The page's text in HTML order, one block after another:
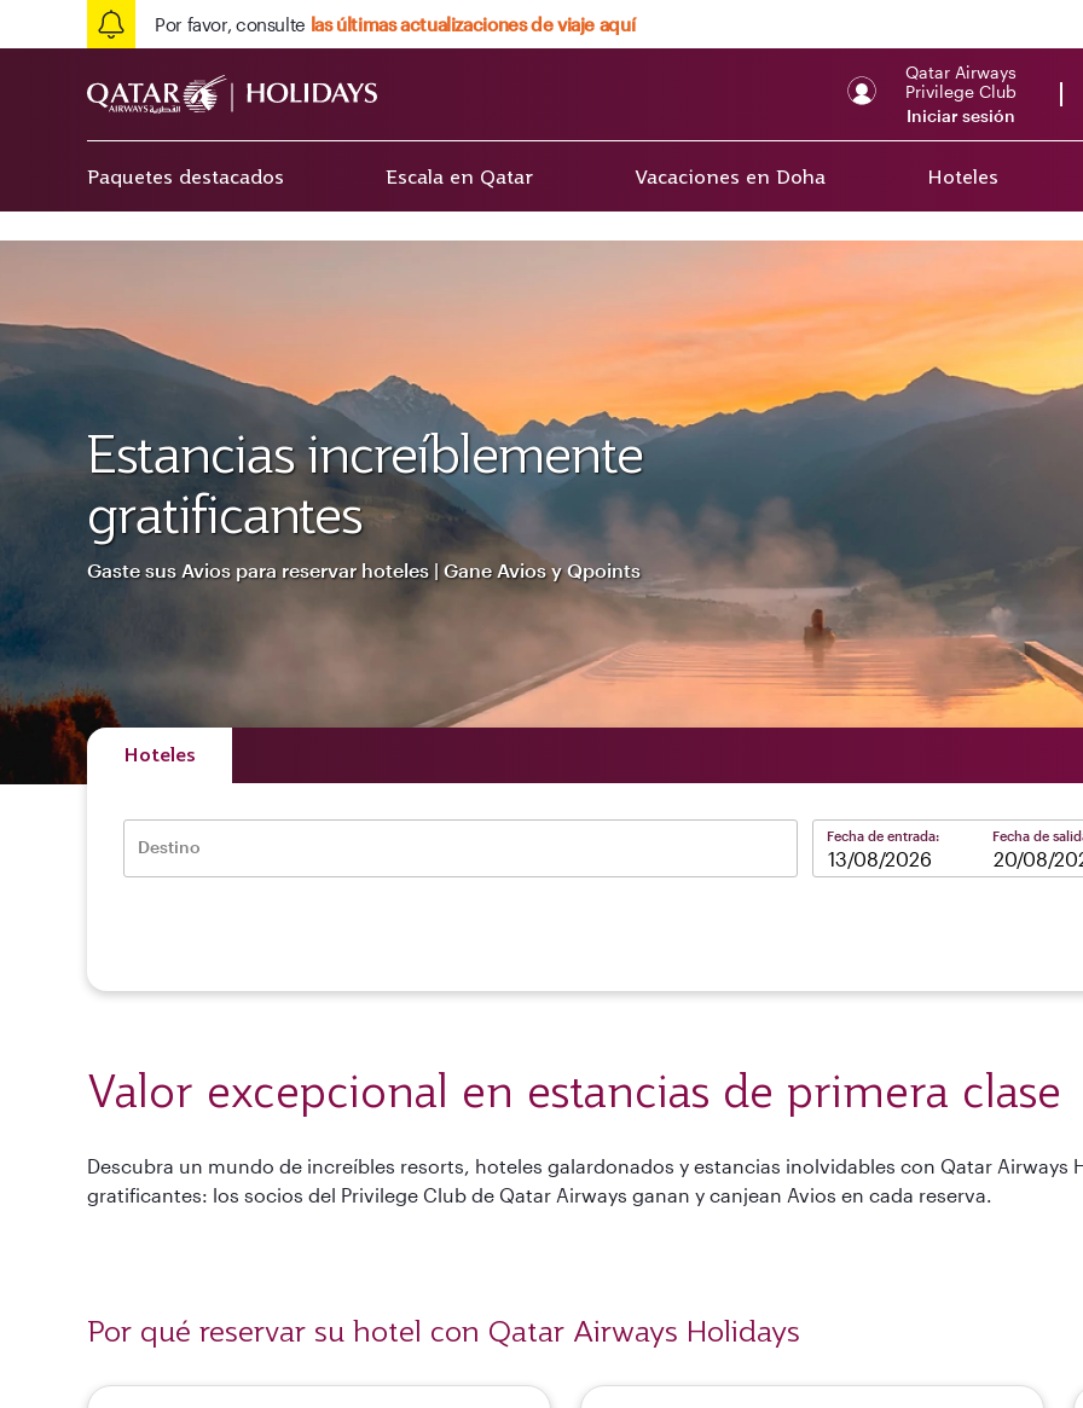
Por favor, consulte las últimas actualizaciones de viaje aquí
Qatar Airways
Privilege Club
Iniciar sesión
Paquetes destacados Escala en Qatar Vacaciones en Doha Hoteles
Estancias increíblemente
gratificantes
Gaste sus Avios para reservar hoteles | Gane Avios y Qpoints
Hoteles
Destino
Fecha de entrada: Fecha de
Valor excepcional en estancias de primera clase
Descubra un mundo de increíbles resorts, hoteles galardonados y estancias inolvidables con Qatar Airways
gratificantes: los socios del Privilege Club de Qatar Airways ganan y canjean Avios en cada reserva.
Por qué reservar su hotel con Qatar Airways Holidays